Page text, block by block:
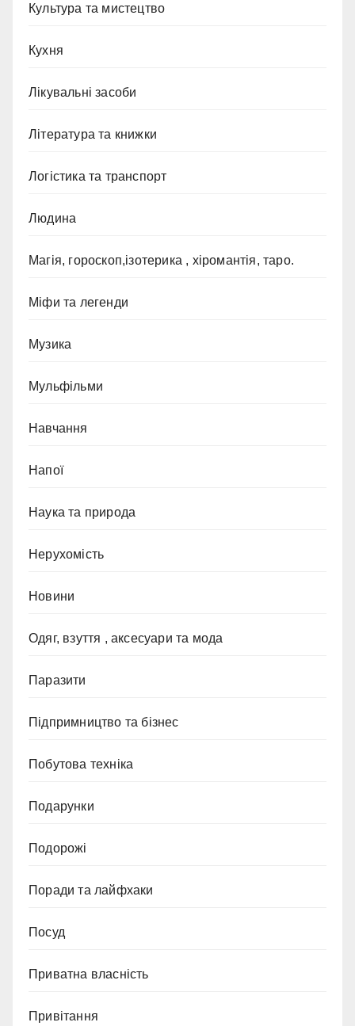
Культура та мистецтво
Кухня
Лікувальні засоби
Література та книжки
Логістика та транспорт
Людина
Магія, гороскоп,ізотерика , хіромантія, таро.
Міфи та легенди
Музика
Мульфільми
Навчання
Напої
Наука та природа
Нерухомість
Новини
Одяг, взуття , аксесуари та мода
Паразити
Підпримництво та бізнес
Побутова техніка
Подарунки
Подорожі
Поради та лайфхаки
Посуд
Приватна власність
Привітання